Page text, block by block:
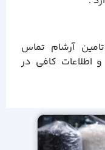
آرشام تماس
اطلاعات کافی در